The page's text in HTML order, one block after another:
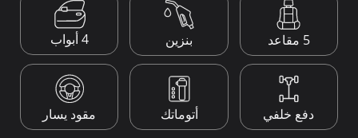
5 مقاعد بنزين 4 أبواب
دفع خلفي أتوماتك مقود يسار